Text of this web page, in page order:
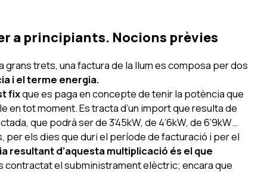
a principiants. Nocions prèvies
grans trets, una factura de la llum es composa per dos
i el terme energia.
fixque es paga en concepte de tenir la potència que
tot moment. Es tracta d’un import que resulta de
que podrà ser de 3’45kW, de 4’6kW, de 6’9kW…
els dies que duri el període de facturació i per el
resultant d’aquesta multiplicació és el que
contractat el subministrament elèctric; encara que